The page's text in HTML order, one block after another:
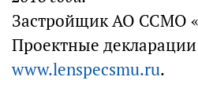
Застройщик АО ССМО
Проектные декларации
www.lenspecsmu.ru.